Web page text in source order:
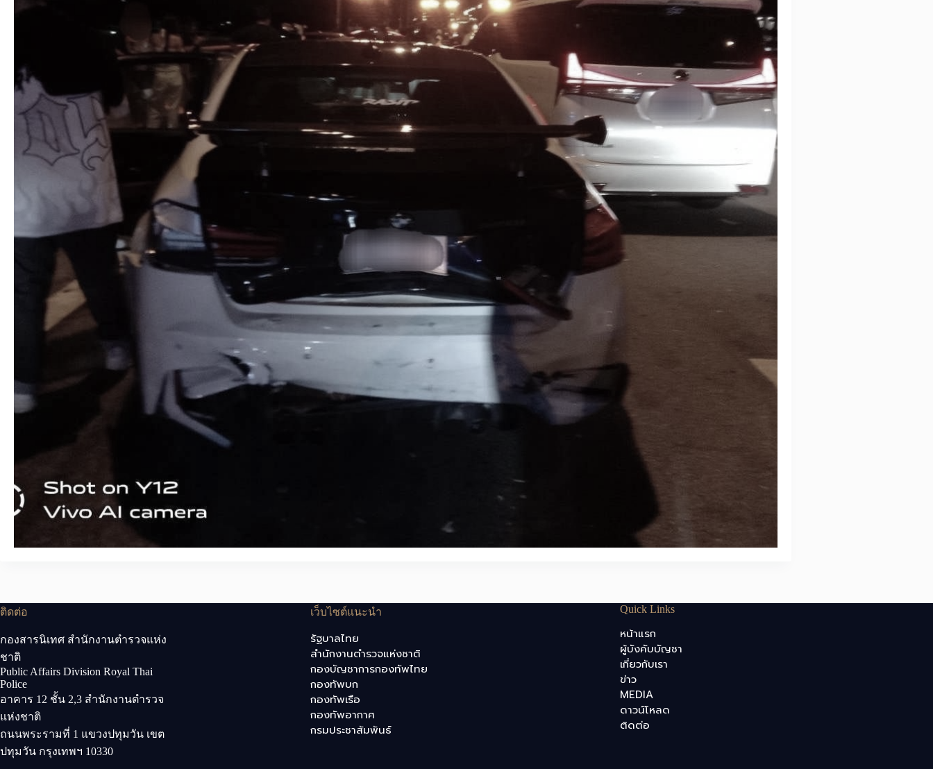
ติดต่อ
กองสารนิเทศ สำนักงานตำรวจแห่ง
ชาติ
Public Affairs Division Royal Thai
Police
อาคาร 12 ชั้น 2,3 สำนักงานตำรวจ
แห่งชาติ
ถนนพระรามที่ 1 แขวงปทุมวัน เขต
ปทุมวัน กรุงเทพฯ 10330
เว็บไซต์แนะนำ
รัฐบาลไทย
สำนักงานตำรวจแห่งชาติ
กองบัญชาการกองทัพไทย
กองทัพบก
กองทัพเรือ
กองทัพอากาศ
กรมประชาสัมพันธ์
Quick Links
หน้าแรก
ผู้บังคับบัญชา
เกี่ยวกับเรา
ข่าว
MEDIA
ดาวน์โหลด
ติดต่อ